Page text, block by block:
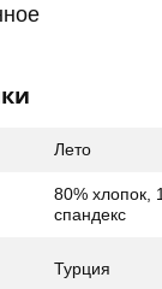
Лето
80% хлопок,
спандекс
Турция